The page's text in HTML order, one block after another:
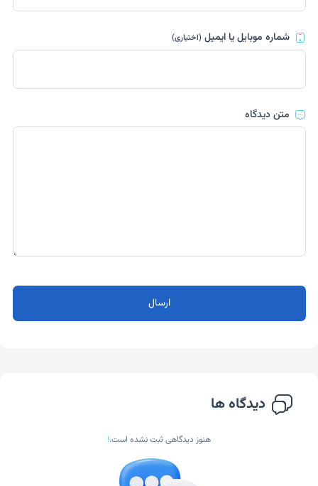
شماره موبایل یا ایمیل(اختیاری)
متن دیدگاه
ارسال
دیدگاه ها
هنوز دیدگاهی ثبت نشده است.!